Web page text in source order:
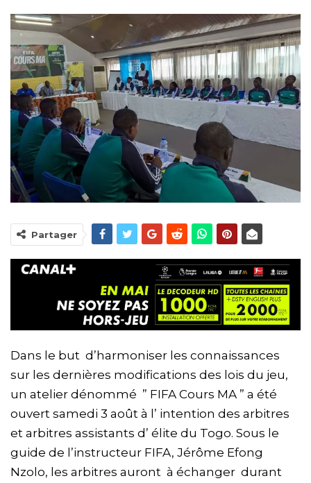
Partager
Dans le but d’harmoniser les connaissances
sur les dernières modifications des lois du jeu,
un atelier dénommé ” FIFA Cours MA ” a été
ouvert samedi 3 août à l’ intention des arbitres
et arbitres assistants d’ élite du Togo. Sous le
guide de l’instructeur FIFA, Jérôme Efong
Nzolo, les arbitres auront à échanger durant